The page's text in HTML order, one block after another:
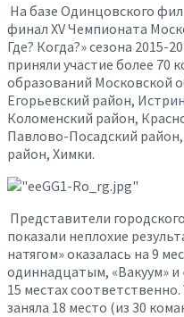
На базе Одинцовского
финал XV Чемпионата
Где? Когда?» сезона 2015-
приняли участие более 70
образований Московской
Егорьевский район,
Коломенский район,
Павлово-Посадский
район, Химки.
Представители
показали неплохие
натягом» оказалась на 9
одиннадцатым, «Вакуум»
15 местах
заняла 18 место (из 30